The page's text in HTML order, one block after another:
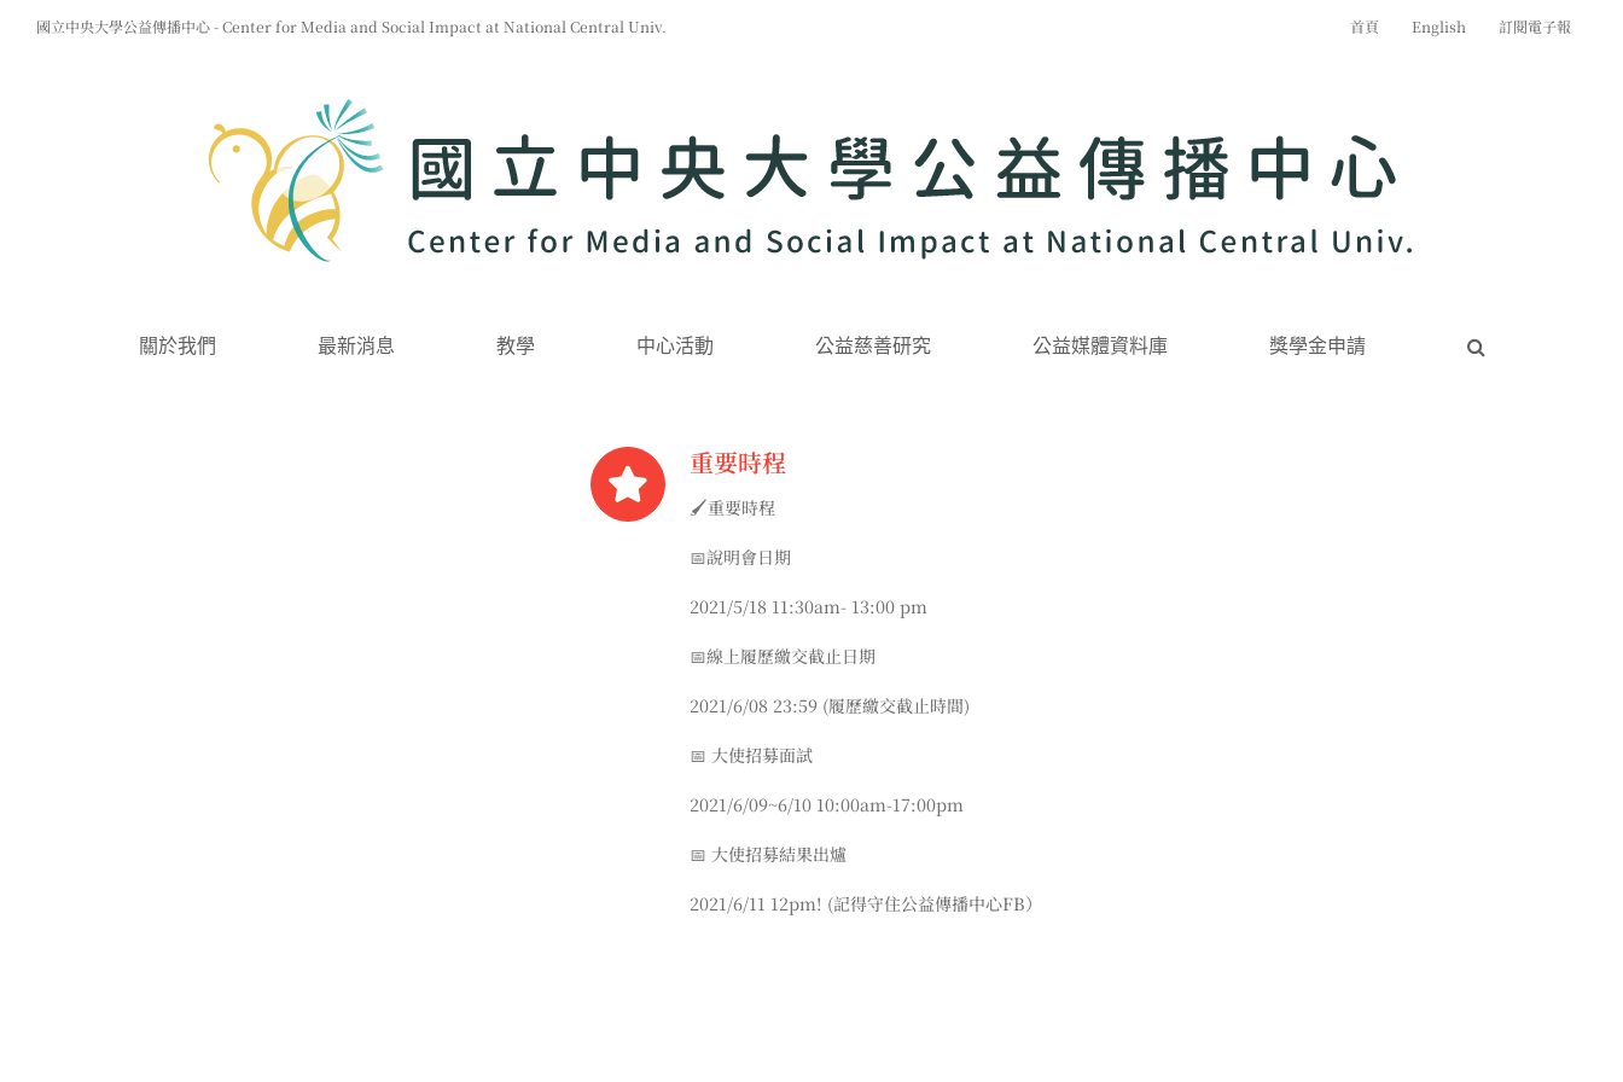
國立中央大學公益傳播中心 - Center for Media and Social Impact at National Central Univ. 首頁 English 訂閱電子報
關於我們 最新消息 教學 中心活動 公益慈善研究 公益媒體資料庫 獎學金申請
重要時程
🖌重要時程
📅說明會日期
2021/5/18 11:30am- 13:00 pm
📅線上履歷繳交截止日期
2021/6/08 23:59 (履歷繳交截止時間)
📅 大使招募面試
2021/6/09~6/10 10:00am-17:00pm
📅 大使招募結果出爐
2021/6/11 12pm! (記得守住公益傳播中心FB）